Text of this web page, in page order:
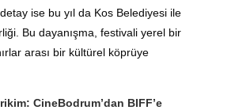
ise bu yıl da Kos Belediyesi ile
Bu dayanışma, festivali yerel bir
arası bir kültürel köprüye
CineBodrum’dan BIFF’e